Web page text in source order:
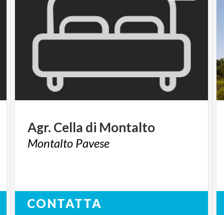
Agr. Cella di Montalto
Montalto Pavese
CONTATTA